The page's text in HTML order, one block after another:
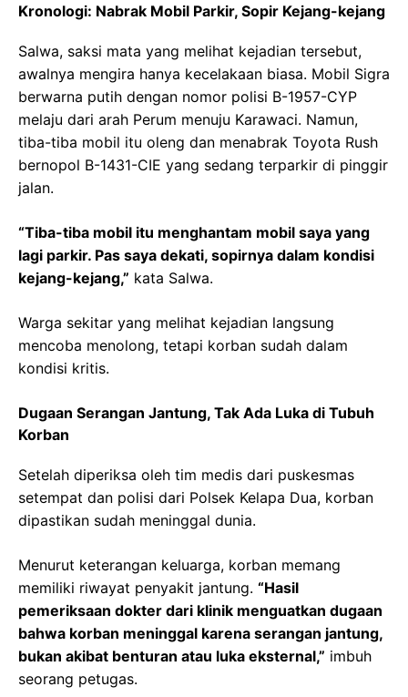
Kronologi: Nabrak Mobil Parkir, Sopir Kejang-kejang
Salwa, saksi mata yang melihat kejadian tersebut,
awalnya mengira hanya kecelakaan biasa. Mobil Sigra
berwarna putih dengan nomor polisi B-1957-CYP
melaju dari arah Perum menuju Karawaci. Namun,
tiba-tiba mobil itu oleng dan menabrak Toyota Rush
bernopol B-1431-CIE yang sedang terparkir di pinggir
jalan.
“Tiba-tiba mobil itu menghantam mobil saya yang
lagi parkir. Pas saya dekati, sopirnya dalam kondisi
kejang-kejang,” kata Salwa.
Warga sekitar yang melihat kejadian langsung
mencoba menolong, tetapi korban sudah dalam
kondisi kritis.
Dugaan Serangan Jantung, Tak Ada Luka di Tubuh
Korban
Setelah diperiksa oleh tim medis dari puskesmas
setempat dan polisi dari Polsek Kelapa Dua, korban
dipastikan sudah meninggal dunia.
Menurut keterangan keluarga, korban memang
memiliki riwayat penyakit jantung. “Hasil
pemeriksaan dokter dari klinik menguatkan dugaan
bahwa korban meninggal karena serangan jantung,
bukan akibat benturan atau luka eksternal,” imbuh
seorang petugas.